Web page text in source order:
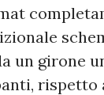
un girone
rispetto